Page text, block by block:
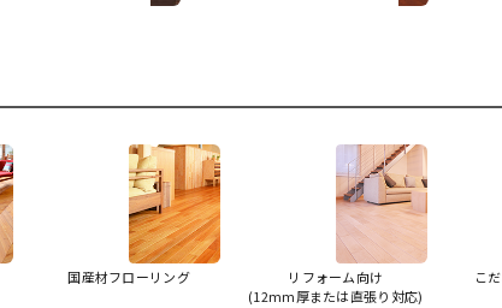
国産材フローリング
リフォーム向け
(12mm厚または直張り対応)
こ